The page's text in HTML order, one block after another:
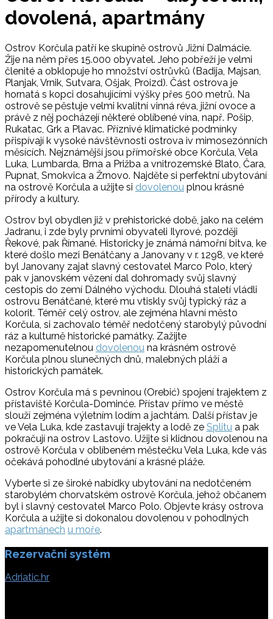
dovolená, apartmány
Ostrov Korčula patří ke skupině ostrovů Jižní Dalmácie.
Žije na něm přes 15.000 obyvatel. Jeho pobřeží je velmi
členité a obklopuje ho množství ostrůvků (Badija, Majsan,
Planjak, Vrnik, Sutvara, Ošjak, Proizd). Část ostrova je
hornatá s kopci dosahujícími výšky přes 500 metrů. Na
ostrově se pěstuje velmi kvalitní vinná réva, jižní ovoce a
právě z něj pocházejí některé oblíbené vína, např. Pošip,
Rukatac, Grk a Plavac. Příznivé klimatické podmínky
přispívají k vysoké návštěvnosti ostrova iv mimosezónních
měsících. Nejznámější jsou přímořské obce Korčula, Vela
Luka, Lumbarda, Brna a Prižba a vnitrozemské Blato, Čara,
Pupnat, Smokvica a Žrnovo. Najděte si perfektní ubytování
na ostrově Korčula a užijte si dovolenou plnou krásné
přírody a kultury.
Ostrov byl obydlen již v prehistorické době, jako na celém
Jadranu, i zde byly prvními obyvateli Ilyrové, později
Řekové, pak Římané. Historicky je známá námořní bitva, ke
které došlo mezi Benátčany a Janovany v r. 1298, ve které
byl Janovany zajat slavný cestovatel Marco Polo, který
pak v janovském vězení dal dohromady svůj slavný
cestopis do zemí Dálného východu. Dlouhá staletí vládli
ostrovu Benátčané, které mu vtiskly svůj typický ráz a
kolorit. Téměř celý ostrov, ale zejména hlavní město
Korčula, si zachovalo téměř nedotčený starobylý původní
ráz a kulturně historické památky. Zažijte
nezapomenutelnou dovolenou na krásném ostrově
Korčula plnou slunečných dnů, malebných pláží a
historických památek.
Ostrov Korčula má s pevninou (Orebić) spojení trajektem z
přístaviště Korčula-Dominće. Přístav přímo ve městě
slouží zejména výletním lodím a jachtám. Další přístav je
ve Vela Luka, kde zastavují trajekty a lodě ze Splitu a pak
pokračují na ostrov Lastovo. Užijte si klidnou dovolenou na
ostrově Korčula v oblíbeném městečku Vela Luka, kde vás
očekává pohodlné ubytování a krásné pláže.
Vyberte si ze široké nabídky ubytování na nedotčeném
starobylém chorvatském ostrově Korčula, jehož občanem
byl i slavný cestovatel Marco Polo. Objevte krásy ostrova
Korčula a užijte si dokonalou dovolenou v pohodlných
apartmánech u moře.
Rezervační systém
Adriatic.hr